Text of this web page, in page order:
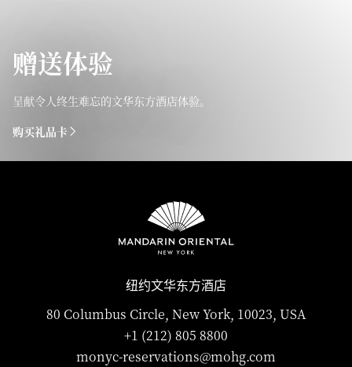
赠送体验
呈献令人终生难忘的文华东方酒店体验。
购买礼品卡
纽约文华东方酒店
80 Columbus Circle, New York, 10023, USA
+1 (212) 805 8800
monyc-reservations@mohg.com